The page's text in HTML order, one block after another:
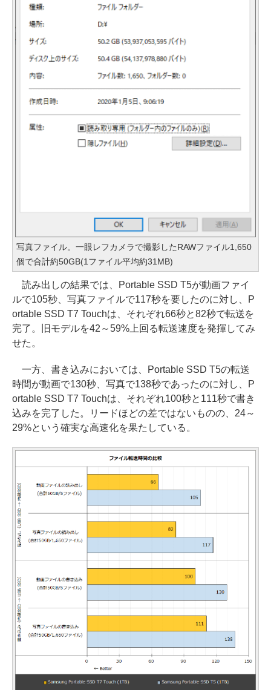
写真ファイル。一眼レフカメラで撮影したRAWファイル1,650
個で合計約50GB(1ファイル平均約31MB)
読み出しの結果では、Portable SSD T5が動画ファイ
ルで105秒、写真ファイルで117秒を要したのに対し、P
ortable SSD T7 Touchは、それぞれ66秒と82秒で転送を
完了。旧モデルを42～59%上回る転送速度を発揮してみ
せた。
一方、書き込みにおいては、Portable SSD T5の転送
時間が動画で130秒、写真で138秒であったのに対し、P
ortable SSD T7 Touchは、それぞれ100秒と111秒で書き
込みを完了した。リードほどの差ではないものの、24～
29%という確実な高速化を果たしている。